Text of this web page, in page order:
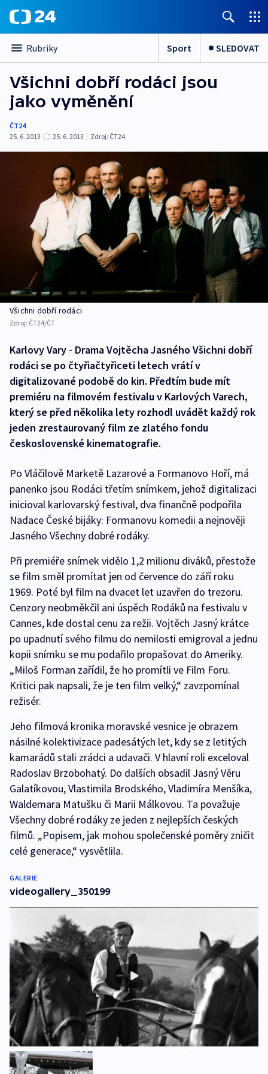
Rubriky Sport SLEDOVAT
Všichni dobří rodáci jsou
jako vyměnění
ČT24
25. 6. 2013
25. 6. 2013 | Zdroj: ČT24
Všichni dobří rodáci
Zdroj: ČT24/ČT
Karlovy Vary - Drama Vojtěcha Jasného Všichni dobří
rodáci se po čtyřiačtyřiceti letech vrátí v
digitalizované podobě do kin. Předtím bude mít
premiéru na filmovém festivalu v Karlových Varech,
který se před několika lety rozhodl uvádět každý rok
jeden zrestaurovaný film ze zlatého fondu
československé kinematografie.
Po Vláčilově Marketě Lazarové a Formanovo Hoří, má
panenko jsou Rodáci třetím snímkem, jehož digitalizaci
inicioval karlovarský festival, dva finančně podpořila
Nadace České bijáky: Formanovu komedii a nejnověji
Jasného Všechny dobré rodáky.
Při premiéře snímek vidělo 1,2 milionu diváků, přestože
se film směl promítat jen od července do září roku
1969. Poté byl film na dvacet let uzavřen do trezoru.
Cenzory neobměkčil ani úspěch Rodáků na festivalu v
Cannes, kde dostal cenu za režii. Vojtěch Jasný krátce
po upadnutí svého filmu do nemilosti emigroval a jednu
kopii snímku se mu podařilo propašovat do Ameriky.
„Miloš Forman zařídil, že ho promítli ve Film Foru.
Kritici pak napsali, že je ten film velký,“ zavzpomínal
režisér.
Jeho filmová kronika moravské vesnice je obrazem
násilné kolektivizace padesátých let, kdy se z letitých
kamarádů stali zrádci a udavači. V hlavní roli exceloval
Radoslav Brzobohatý. Do dalších obsadil Jasný Věru
Galatíkovou, Vlastimila Brodského, Vladimíra Menšíka,
Waldemara Matušku či Marii Málkovou. Ta považuje
Všechny dobré rodáky ze jeden z nejlepších českých
filmů. „Popisem, jak mohou společenské poměry zničit
celé generace,“ vysvětlila.
GALERIE
videogallery_350199